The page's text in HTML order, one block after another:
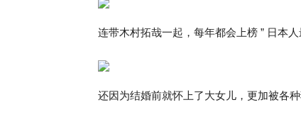
连带木村拓哉一起，每年都会上榜 ” 日本人
还因为结婚前就怀上了大女儿，更加被各